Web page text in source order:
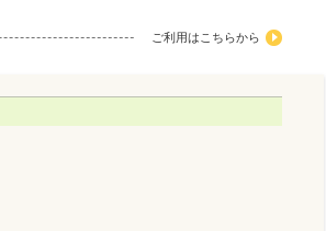
ご利用はこちらから